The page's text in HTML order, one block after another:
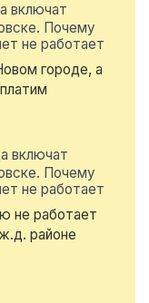
включат
Почему
не работает
городе, а
включат
Почему
не работает
не работает
районе